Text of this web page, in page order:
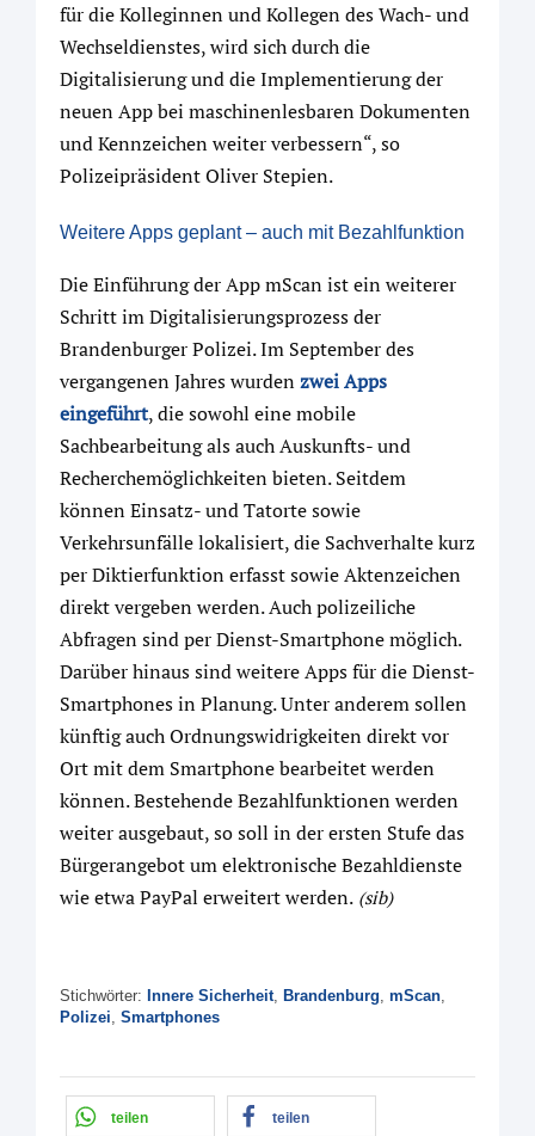
für die Kolleginnen und Kollegen des Wach- und
Wechseldienstes, wird sich durch die
Digitalisierung und die Implementierung der
neuen App bei maschinenlesbaren Dokumenten
und Kennzeichen weiter verbessern“, so
Polizeipräsident Oliver Stepien.
Weitere Apps geplant – auch mit Bezahlfunktion
Die Einführung der App mScan ist ein weiterer
Schritt im Digitalisierungsprozess der
Brandenburger Polizei. Im September des
vergangenen Jahres wurdenzwei Apps
eingeführt, die sowohl eine mobile
Sachbearbeitung als auch Auskunfts- und
Recherchemöglichkeiten bieten. Seitdem
können Einsatz- und Tatorte sowie
Verkehrsunfälle lokalisiert, die Sachverhalte kurz
per Diktierfunktion erfasst sowie Aktenzeichen
direkt vergeben werden. Auch polizeiliche
Abfragen sind per Dienst-Smartphone möglich.
Darüber hinaus sind weitere Apps für die Dienst-
Smartphones in Planung. Unter anderem sollen
künftig auch Ordnungswidrigkeiten direkt vor
Ort mit dem Smartphone bearbeitet werden
können. Bestehende Bezahlfunktionen werden
weiter ausgebaut, so soll in der ersten Stufe das
Bürgerangebot um elektronische Bezahldienste
wie etwa PayPal erweitert werden. (sib)
Stichwörter: Innere Sicherheit, Brandenburg, mScan,
Polizei, Smartphones
teilen teilen